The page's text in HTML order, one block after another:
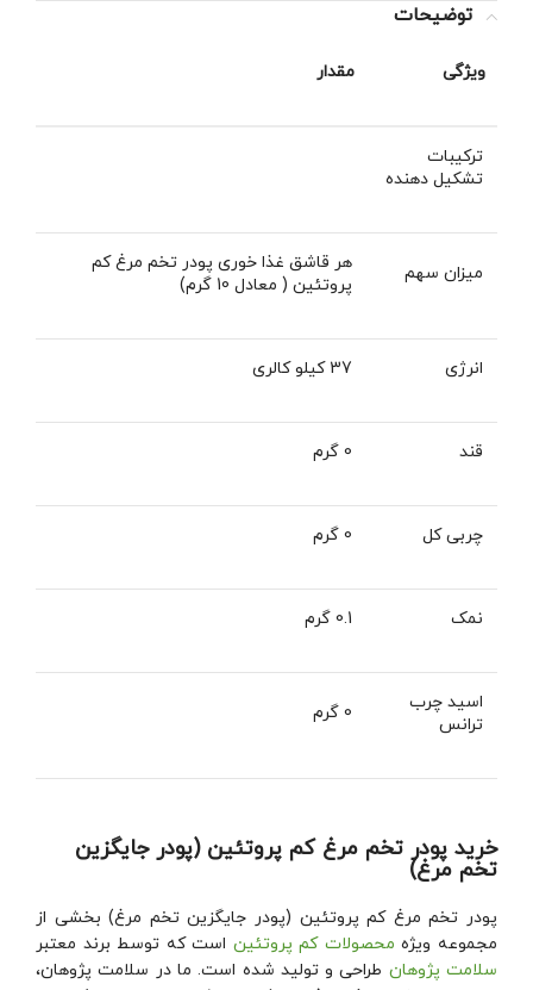
توضیحات
ویژگی مقدار
ترکیبات
تشکیل دهنده
میزان سهم
هر قاشق غذا خوری پودر تخم مرغ کم
پروتئین ( معادل 10 گرم)
انرژی 37 کیلو کالری
قند 0 گرم
چربی کل 0 گرم
نمک 0.1 گرم
اسید چرب
ترانس
0 گرم
خرید پودر تخم مرغ کم پروتئین (پودر جایگزین
تخم مرغ)
پودر تخم مرغ کم پروتئین (پودر جایگزین تخم مرغ) بخشی از
مجموعه ویژه محصولات کم پروتئین است که توسط برند معتبر
سلامت پژوهان طراحی و تولید شده است. ما در سلامت پژوهان،